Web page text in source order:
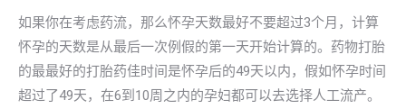
如果你在考虑药流，那么怀孕天数最好不要超过3个月，计算
怀孕的天数是从最后一次例假的第一天开始计算的。药物打胎
的最最好的打胎药佳时间是怀孕后的49天以内，假如怀孕时间
超过了49天，在6到10周之内的孕妇都可以去选择人工流产。